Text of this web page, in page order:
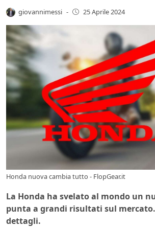
giovannimessi - 25 Aprile 2024
Honda nuova cambia tutto - FlopGear.it
La Honda ha svelato al mondo un
punta a grandi risultati sul
dettagli.